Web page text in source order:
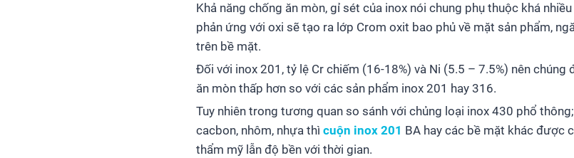
Khả năng chống ăn mòn, gỉ sét của inox nói chung phụ thuộc khá
phản ứng với oxi sẽ tạo ra lớp Crom oxit bao phủ về mặt sản phẩm,
trên bề mặt.
Đối với inox 201, tỷ lệ Cr chiếm (16-18%) và Ni (5.5 – 7.5%) nên
ăn mòn thấp hơn so với các sản phẩm inox 201 hay 316.
Tuy nhiên trong tương quan so sánh với chủng loại inox 430 phổ
cacbon, nhôm, nhựa thì cuộn inox 201 BA hay các bề mặt khác được
thẩm mỹ lẫn độ bền với thời gian.